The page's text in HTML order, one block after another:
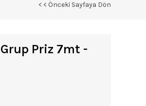
< < Önceki Sayfaya Dön
Priz 7mt -